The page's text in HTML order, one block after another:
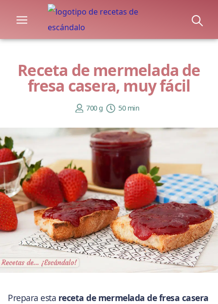
Receta de mermelada de
fresa casera, muy fácil
700 g 50 min
Prepara esta receta de mermelada de fresa casera